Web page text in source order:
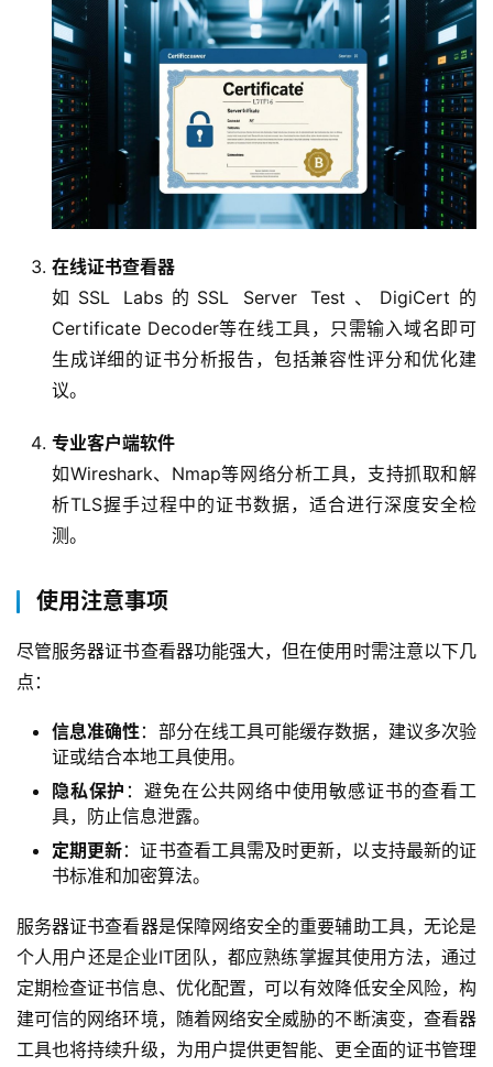
在线证书查看器
如SSL Labs的SSL Server Test、DigiCert的
Certificate Decoder等在线工具，只需输入域名即可
生成详细的证书分析报告，包括兼容性评分和优化建
议。
专业客户端软件
如Wireshark、Nmap等网络分析工具，支持抓取和解
析TLS握手过程中的证书数据，适合进行深度安全检
测。
使用注意事项
尽管服务器证书查看器功能强大，但在使用时需注意以下几
点：
信息准确性 ：部分在线工具可能缓存数据，建议多次验
证或结合本地工具使用。
隐私保护 ：避免在公共网络中使用敏感证书的查看工
具，防止信息泄露。
定期更新：证书查看工具需及时更新，以支持最新的证
书标准和加密算法。
服务器证书查看器是保障网络安全的重要辅助工具，无论是
个人用户还是企业IT团队，都应熟练掌握其使用方法，通过
定期检查证书信息、优化配置，可以有效降低安全风险，构
建可信的网络环境，随着网络安全威胁的不断演变，查看器
工具也将持续升级，为用户提供更智能、更全面的证书管理